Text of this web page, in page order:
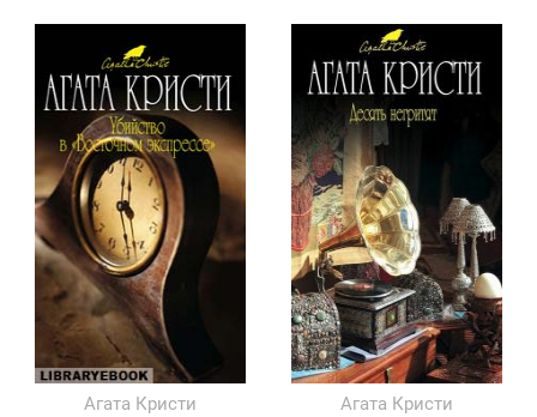
Агата Кристи
Агата Кристи